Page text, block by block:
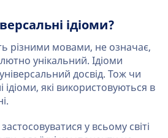
ідіоми?
різними мовами, не означає,
унікальний. Ідіоми
досвід. Тож чи
ідіоми, які використовуються в
у всьому світі